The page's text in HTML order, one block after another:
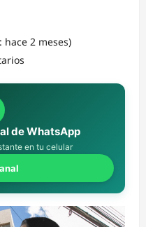
hace 2 meses)
de WhatsApp
en tu celular